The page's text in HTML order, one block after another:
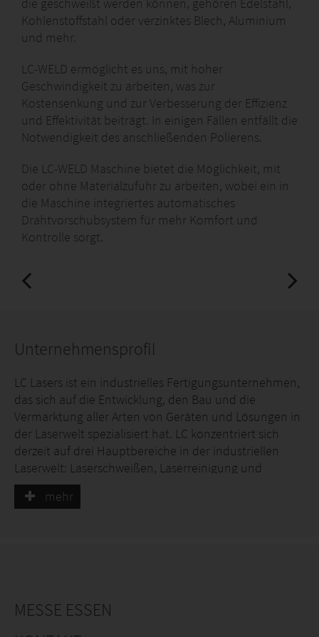
Kohlenstoffstahl oder verzinktes Blech, Aluminium
und mehr.
LC-WELD ermöglicht es uns, mit hoher
Geschwindigkeit zu arbeiten, was zur
Kostensenkung und zur Verbesserung der Effizienz
und Effektivität beiträgt. In einigen Fällen entfällt die
Notwendigkeit des anschließenden Polierens.
Die LC-WELD Maschine bietet die Möglichkeit, mit
oder ohne Materialzufuhr zu arbeiten, wobei ein in
die Maschine integriertes automatisches
Drahtvorschubsystem für mehr Komfort und
Kontrolle sorgt.
Unternehmensprofil
LC Lasers ist ein industrielles Fertigungsunternehmen,
das sich auf die Entwicklung, den Bau und die
Vermarktung aller Arten von Geräten und Lösungen in
der Laserwelt spezialisiert hat. LC konzentriert sich
derzeit auf drei Hauptbereiche in der industriellen
Laserwelt: Laserschweißen, Laserreinigung und
Lasermarkierung. Innerhalb dieser Anwendungen
bieten wir verschiedene Lösungen an. Darüber hinaus
entwickelt und auf den Markt gebracht, die mehr
Technologie und Wissen in ihre Produkte integrieren.
mehr
MESSE ESSEN